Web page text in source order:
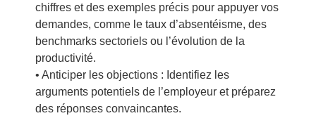
chiffres et des exemples précis pour appuyer vos
demandes, comme le taux d’absentéisme, des
benchmarks sectoriels ou l’évolution de la
productivité.
• Anticiper les objections : Identifiez les
arguments potentiels de l’employeur et préparez
des réponses convaincantes.